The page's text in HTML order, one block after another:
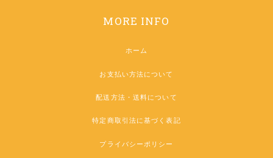
MORE INFO
ホーム
お支払い方法について
配送方法・送料について
特定商取引法に基づく表記
プライバシーポリシー